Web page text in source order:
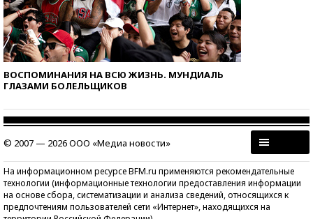
ВОСПОМИНАНИЯ НА ВСЮ ЖИЗНЬ. МУНДИАЛЬ
ГЛАЗАМИ БОЛЕЛЬЩИКОВ
© 2007 — 2026 ООО «Медиа новости»
На информационном ресурсе BFM.ru применяются рекомендательные
технологии (информационные технологии предоставления информации
на основе сбора, систематизации и анализа сведений, относящихся к
предпочтениям пользователей сети «Интернет», находящихся на